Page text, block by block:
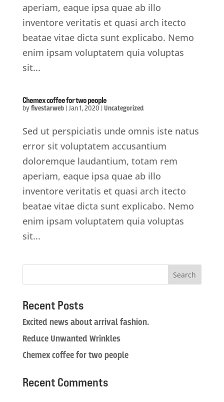
aperiam, eaque ipsa quae ab illo
inventore veritatis et quasi arch itecto
beatae vitae dicta sunt explicabo. Nemo
enim ipsam voluptatem quia voluptas
sit...
Chemex coffee for two people
byfivestarweb|Jan 1, 2020 |Uncategorized
Sed ut perspiciatis unde omnis iste natus
error sit voluptatem accusantium
doloremque laudantium, totam rem
aperiam, eaque ipsa quae ab illo
inventore veritatis et quasi arch itecto
beatae vitae dicta sunt explicabo. Nemo
enim ipsam voluptatem quia voluptas
sit...
Recent Posts
Excited news about arrival fashion.
Reduce Unwanted Wrinkles
Chemex coffee for two people
Recent Comments